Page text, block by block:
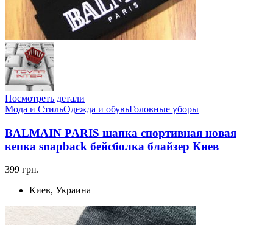
Посмотреть детали
Мода и СтильОдежда и обувьГоловные уборы
BALMAIN PARIS шапка спортивная новая
кепка snapback бейсболка блайзер Киев
399 грн.
Киев, Украина